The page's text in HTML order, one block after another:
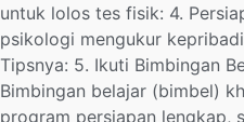
untuk lolos tes fisik: 4.
psikologi mengukur
Tipsnya: 5. Ikuti Bimbingan
Bimbingan belajar (bimbel)
program persiapan lengkap,